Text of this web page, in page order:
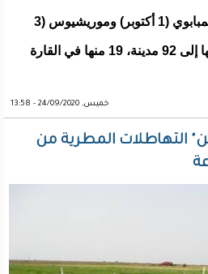
إلى كل من هراري عاصمة زيمبابوي (1 أكتوبر) وموريشيوس (3
أكتوبر)، ما سيرفع عدد وجهاتها إلى 92 مدينة، 19 منها في القارة
خميس, 24/09/2020 - 13:58
التهاطلات المطرية من